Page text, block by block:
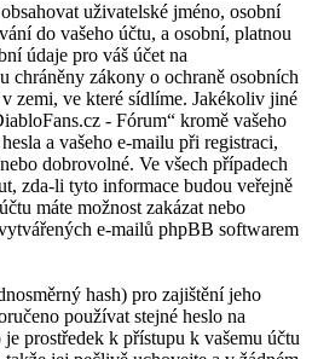
uživatelské jméno, osobní
do vašeho účtu, a osobní, platnou
údaje pro váš účet na
chráněny zákony o ochraně osobních
zemi, ve které sídlíme. Jakékoliv jiné
- Fórum“ kromě vašeho
a vašeho e-mailu při registraci,
dobrovolné. Ve všech případech
zda-li tyto informace budou veřejně
máte možnost zakázat nebo
e-mailů phpBB softwarem
hash) pro zajištění jeho
používat stejné heslo na
je prostředek k přístupu k vašemu účtu